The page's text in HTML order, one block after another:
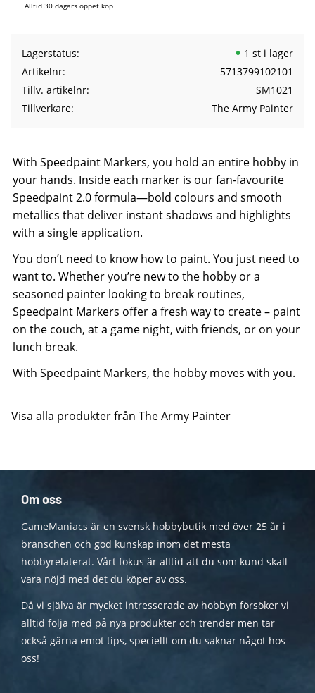
Alltid 30 dagars öppet köp
Lagerstatus
1 st i lager
Artikelnr
5713799102101
Tillv. artikelnr
SM1021
Tillverkare
The Army Painter
With Speedpaint Markers, you hold an entire hobby in
your hands. Inside each marker is our fan-favourite
Speedpaint 2.0 formula—bold colours and smooth
metallics that deliver instant shadows and highlights
with a single application.
You don’t need to know how to paint. You just need to
want to. Whether you’re new to the hobby or a
seasoned painter looking to break routines,
Speedpaint Markers offer a fresh way to create – paint
on the couch, at a game night, with friends, or on your
lunch break.
With Speedpaint Markers, the hobby moves with you.
Visa alla produkter från The Army Painter
Om oss
GameManiacs är en svensk hobbybutik med över 25 år i
branschen och god kunskap inom det mesta
hobbyrelaterat. Vårt fokus är alltid att du som kund skall
vara nöjd med det du köper av oss.
Då vi själva är mycket intresserade av hobbyn försöker vi
alltid följa med på nya produkter och trender men tar
också gärna emot tips, speciellt om du saknar något hos
oss!